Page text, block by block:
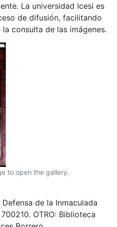
La universidad Icesi es
de difusión, facilitando
consulta de las imágenes.
to open the gallery.
de la Inmaculada
OTRO: Biblioteca